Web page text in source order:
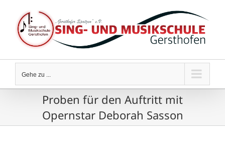
springen
Gehe zu ...
Proben für den Auftritt mit
Opernstar Deborah Sasson